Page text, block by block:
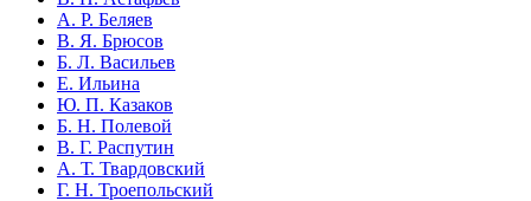
А. Р. Беляев
В. Я. Брюсов
Б. Л. Васильев
Е. Ильина
Ю. П. Казаков
Б. Н. Полевой
В. Г. Распутин
А. Т. Твардовский
Г. Н. Троепольский